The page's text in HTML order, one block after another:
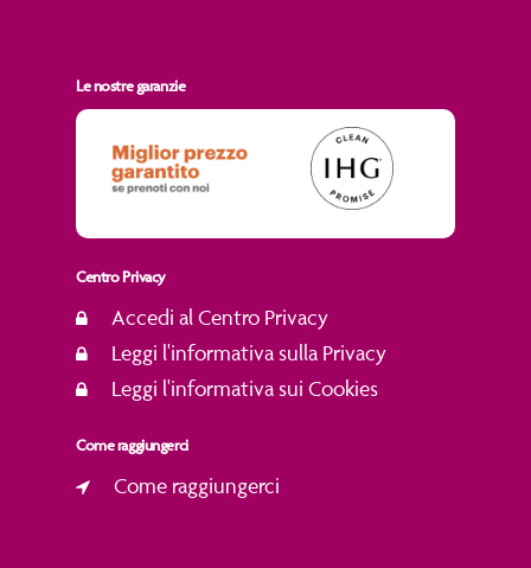
Le nostre garanzie
Centro Privacy
Accedi al Centro Privacy
Leggi l'informativa sulla Privacy
Leggi l'informativa sui Cookies
Come raggiungerci
Come raggiungerci